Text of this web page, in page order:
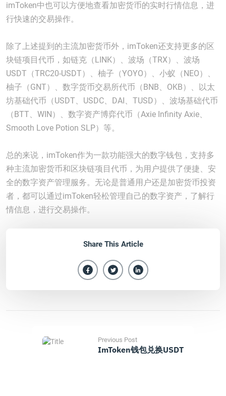
imToken中也可以方便地查看加密货币的实时行情信息，进
行快速的交易操作。
除了上述提到的主流加密货币外，imToken还支持更多的区
块链项目代币，如链克（LINK）、波场（TRX）、波场
USDT（TRC20-USDT）、柚子（YOYO）、小蚁（NEO）、
柚子（GNT）、数字货币交易所代币（BNB、OKB）、以太
坊基础代币（USDT、USDC、DAI、TUSD）、波场基础代币
（BTT、WIN）、数字资产博弈代币（Axie Infinity Axie、
Smooth Love Potion SLP）等。
总的来说，imToken作为一款功能强大的数字钱包，支持多
种主流加密货币和区块链项目代币，为用户提供了便捷、安
全的数字资产管理服务。无论是普通用户还是加密货币投资
者，都可以通过imToken轻松管理自己的数字资产，了解行
情信息，进行交易操作。
Share This Article
Previous Post
ImToken钱包兑换USDT